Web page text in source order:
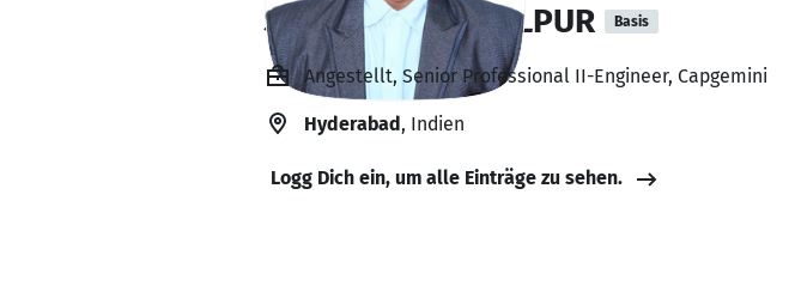
SURENDER AMEELPUR Basis
Angestellt, Senior Professional II-Engineer, Capgemini
Hyderabad, Indien
Logg Dich ein, um alle Einträge zu sehen.